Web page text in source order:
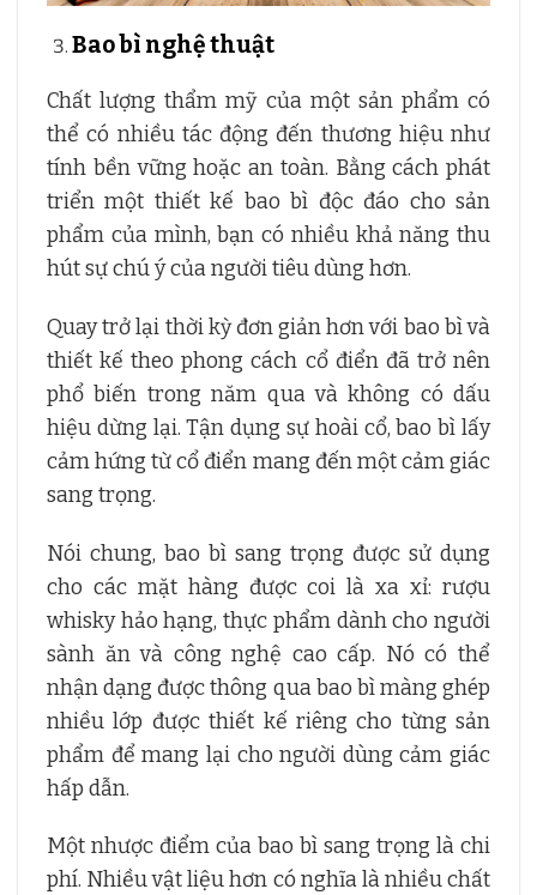
Bao bì nghệ thuật
Chất lượng thẩm mỹ của một sản phẩm có
thể có nhiều tác động đến thương hiệu như
tính bền vững hoặc an toàn. Bằng cách phát
triển một thiết kế bao bì độc đáo cho sản
phẩm của mình, bạn có nhiều khả năng thu
hút sự chú ý của người tiêu dùng hơn.
Quay trở lại thời kỳ đơn giản hơn với bao bì và
thiết kế theo phong cách cổ điển đã trở nên
phổ biến trong năm qua và không có dấu
hiệu dừng lại. Tận dụng sự hoài cổ, bao bì lấy
cảm hứng từ cổ điển mang đến một cảm giác
sang trọng.
Nói chung, bao bì sang trọng được sử dụng
cho các mặt hàng được coi là xa xỉ: rượu
whisky hảo hạng, thực phẩm dành cho người
sành ăn và công nghệ cao cấp. Nó có thể
nhận dạng được thông qua bao bì màng ghép
nhiều lớp được thiết kế riêng cho từng sản
phẩm để mang lại cho người dùng cảm giác
hấp dẫn.
Một nhược điểm của bao bì sang trọng là chi
phí. Nhiều vật liệu hơn có nghĩa là nhiều chất